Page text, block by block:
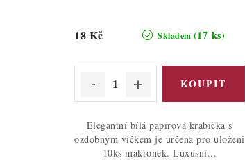
Skladem (17 ks)
18 Kč
Elegantní bílá papírová krabička s
ozdobným víčkem je určena pro uložení
10ks makronek. Luxusní...